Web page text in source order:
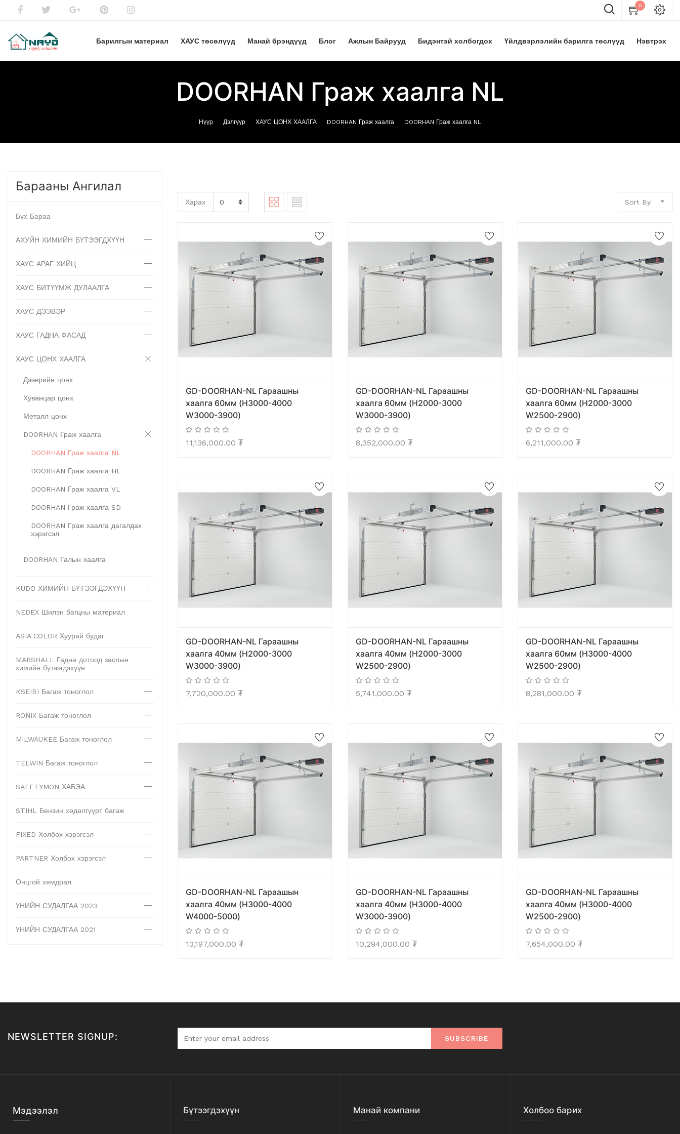
0
Барилгын материал ХАУС төсөлүүд Манай брэндүүд Блог Ажлын Байрууд Бидэнтэй холбогдох Үйлдвэрлэлийн барилга төслүүд Нэвтрэх
DOORHAN Граж хаалга NL
Нүүр Дэлгүүр ХАУС ЦОНХ ХААЛГА DOORHAN Граж хаалга DOORHAN Граж хаалга NL
Барааны Ангилал
Бүх Бараа
АХУЙН ХИМИЙН БҮТЭЭГДХҮҮН
ХАУС АРАГ ХИЙЦ
ХАУС БИТҮҮМЖ ДУЛААЛГА
ХАУС ДЭЭВЭР
ХАУС ГАДНА ФАСАД
ХАУС ЦОНХ ХААЛГА
Дээврийн цонх
Хуванцар цонх
Металл цонх
DOORHAN Граж хаалга
DOORHAN Граж хаалга NL
DOORHAN Граж хаалга HL
DOORHAN Граж хаалга VL
DOORHAN Граж хаалга SD
DOORHAN Граж хаалга дагалдах
хэрэгсэл
DOORHAN Галын хаалга
KUDO ХИМИЙН БҮТЭЭГДЭХҮҮН
NEDEX Шилэн багцны материал
ASIA COLOR Хуурай будаг
MARSHALL Гадна дотоод заслын
химийн бүтээгдэхүүн
KSEIBI Багаж тоноглол
RONIX Багаж тоноглол
MILWAUKEE Багаж тоноглол
TELWIN Багаж тоноглол
SAFETYMON ХАБЭА
STIHL Бензин хөдөлгүүрт багаж
FIXED Холбох хэрэгсэл
PARTNER Холбох хэрэгсэл
Онцгой хямдрал
ҮНИЙН СУДАЛГАА 2023
ҮНИЙН СУДАЛГАА 2021
Харах Sort By
GD-DOORHAN-NL Гараашны
хаалга 60мм (H3000-4000
W3000-3900)
11,136,000.00 ₮
GD-DOORHAN-NL Гараашны
хаалга 60мм (H2000-3000
W3000-3900)
8,352,000.00 ₮
GD-DOORHAN-NL Гараашны
хаалга 60мм (H2000-3000
W2500-2900)
6,211,000.00 ₮
GD-DOORHAN-NL Гараашны
хаалга 40мм (H2000-3000
W3000-3900)
7,720,000.00 ₮
GD-DOORHAN-NL Гараашны
хаалга 40мм (H2000-3000
W2500-2900)
5,741,000.00 ₮
GD-DOORHAN-NL Гараашны
хаалга 60мм (H3000-4000
W2500-2900)
8,281,000.00 ₮
GD-DOORHAN-NL Гараашын
хаалга 40мм (H3000-4000
W4000-5000)
13,197,000.00 ₮
GD-DOORHAN-NL Гараашны
хаалга 40мм (H3000-4000
W3000-3900)
10,294,000.00 ₮
GD-DOORHAN-NL Гараашны
хаалга 40мм (H3000-4000
W2500-2900)
7,654,000.00 ₮
NEWSLETTER SIGNUP: SUBSCRIBE
Мэдээлэл Бүтээгдэхүүн Манай компани Холбоо барих